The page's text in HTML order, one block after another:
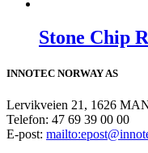
Stone Chip
INNOTEC NORWAY AS
Lervikveien 21, 1626
Telefon: 47 69 39 00 00
E-post: